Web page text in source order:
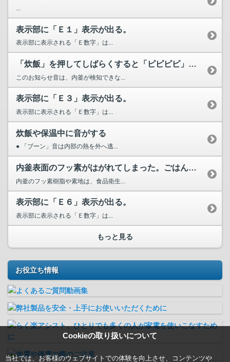
Cookieの取り扱いについて
当社では、お客様のウェブサイトでの体験を向上させ、コンテンツや
表示部に「Ｅ１」表示が出る。
表示部に表示される「Ｅ数字」は...
「炊飯」を押してしばらくすると「ピピピピ」音が鳴る
このお知らせ音は、内釜が検知できな...
表示部に「Ｅ３」表示が出る。
表示部に表示される「Ｅ数字」は...
炊飯や保温中に音がする
● 「ブーン」音は内部の熱を外へ逃...
内釜表面のフッ素がはがれてしまった。ごはんとともに食べてし...
内釜のフッ素樹脂や素地は、食品衛生...
表示部に「Ｅ６」表示が出る。
表示部に表示される「Ｅ数字」は...
もっと見る
お役立ち情報